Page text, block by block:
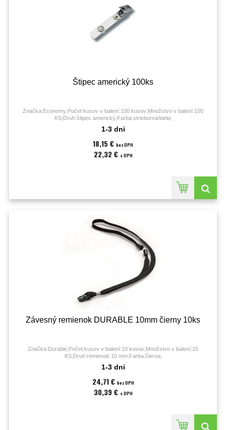
Štipec americký 100ks
Značka:Economy;Počet kusov v balení:100 kusov;Množstvo v balení:100
KS;Druh:štipec americký;Farba:strieborná/biela;
1-3 dni
18,15 € bez DPH
22,32 € s DPH
Závesný remienok DURABLE 10mm čierny 10ks
Značka:Durable;Počet kusov v balení:10 kusov;Množstvo v balení:10
KS;Druh:remienok 10 mm;Farba:čierna;
1-3 dni
24,71 € bez DPH
30,39 € s DPH